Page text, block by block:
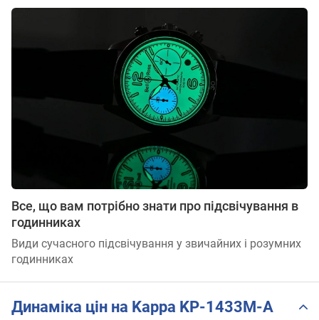
Все, що вам потрібно знати про підсвічування в
годинниках
Види сучасного підсвічування у звичайних і розумних
годинниках
Динаміка цін на Kappa KP-1433M-A